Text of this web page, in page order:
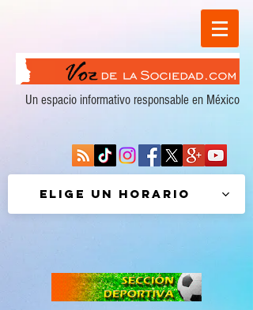
Un espacio informativo responsable en México
Elige un horario